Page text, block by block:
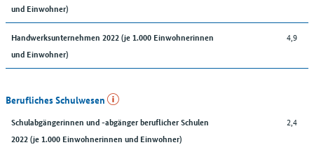
und Einwohner)
Handwerksunternehmen 2022 (je 1.000 Einwohnerinnen
und Einwohner)
4,9
Berufliches Schulwesen
Schulabgängerinnen und -abgänger beruflicher Schulen
2022 (je 1.000 Einwohnerinnen und Einwohner)
2,4